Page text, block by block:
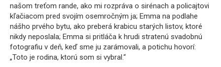
našom treťom rande, ako mi rozpráva o sirénach a policajtovi
kľačiacom pred svojím osemročným ja; Emma na podlahe
nášho prvého bytu, ako preberá krabicu starých listov, ktoré
nikdy neposlala; Emma si pritláča k hrudi stratenú svadobnú
fotografiu v deň, keď sme ju zarámovali, a potichu hovorí:
„Toto je rodina, ktorú som si vybral.“